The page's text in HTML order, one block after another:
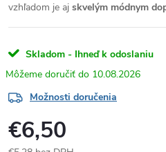
vzhľadom je aj skvelým módnym
Skladom - Ihneď k odoslaniu
10.08.2026
Možnosti doručenia
€6,50